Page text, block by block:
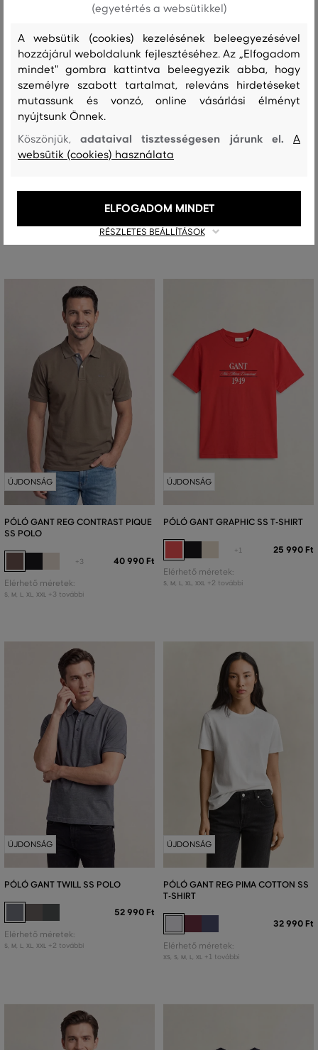
ÚJDONSÁG
PÓLÓ GANT REG CONTRAST PIQUE
PÓLÓ GANT GRAPHIC SS T-SHIRT
Elérhető méretek:
ÚJDONSÁG
PÓLÓ GANT REG CONTRAST PIQUE
SS POLO
+3 40 990 Ft
Elérhető méretek:
S, M L XL XXL +3 további
ÚJDONSÁG
PÓLÓ GANT GRAPHIC SS T-SHIRT
+1 25 990 Ft
Elérhető méretek:
S, M L XL XXL +2 további
ÚJDONSÁG
PÓLÓ GANT TWILL SS POLO
52 990 Ft
Elérhető méretek:
S, M L XL XXL +2 további
ÚJDONSÁG
PÓLÓ GANT REG PIMA COTTON SS
T-SHIRT
32 990 Ft
Elérhető méretek:
XS, S, M L XL +1 további
(egyetértés a websütikkel)
A websütik (cookies) kezelésének beleegyezésével
hozzájárul weboldalunk fejlesztéséhez. Az „Elfogadom
mindet" gombra kattintva beleegyezik abba, hogy
személyre szabott tartalmat, releváns hirdetéseket
mutassunk és vonzó, online vásárlási élményt
nyújtsunk Önnek.
Köszönjük,adataival tisztességesen járunk el.A
websütik (cookies) használata
RÉSZLETES BEÁLLÍTÁSOK
ELFOGADOM MINDET